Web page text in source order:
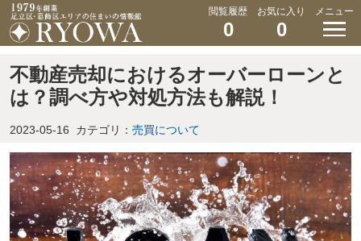
閲覧履歴
0
お気に入り
0
メニュー
不動産売却におけるオーバーローンと
は？調べ方や対処方法も解説！
2023-05-16 カテゴリ： 売買について